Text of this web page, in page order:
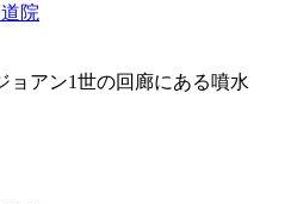
院
ョアン1世の回廊にある噴水